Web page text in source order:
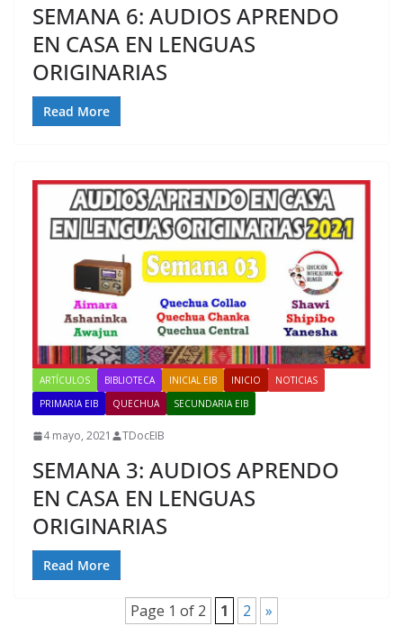
SEMANA 6: AUDIOS APRENDO
EN CASA EN LENGUAS
ORIGINARIAS
Read More
ARTÍCULOS BIBLIOTECA INICIAL EIB INICIO
NOTICIAS
PRIMARIA EIB
QUECHUA SECUNDARIA EIB
4 mayo, 2021 TDocEIB
SEMANA 3: AUDIOS APRENDO
EN CASA EN LENGUAS
ORIGINARIAS
Read More
Page 1 of 2 1 2 »